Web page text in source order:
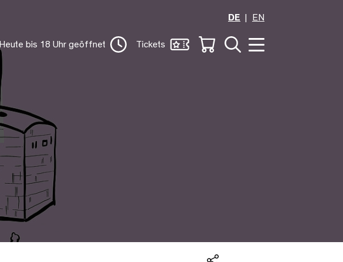
DE
EN
Heute bis 18 Uhr geöffnet Tickets